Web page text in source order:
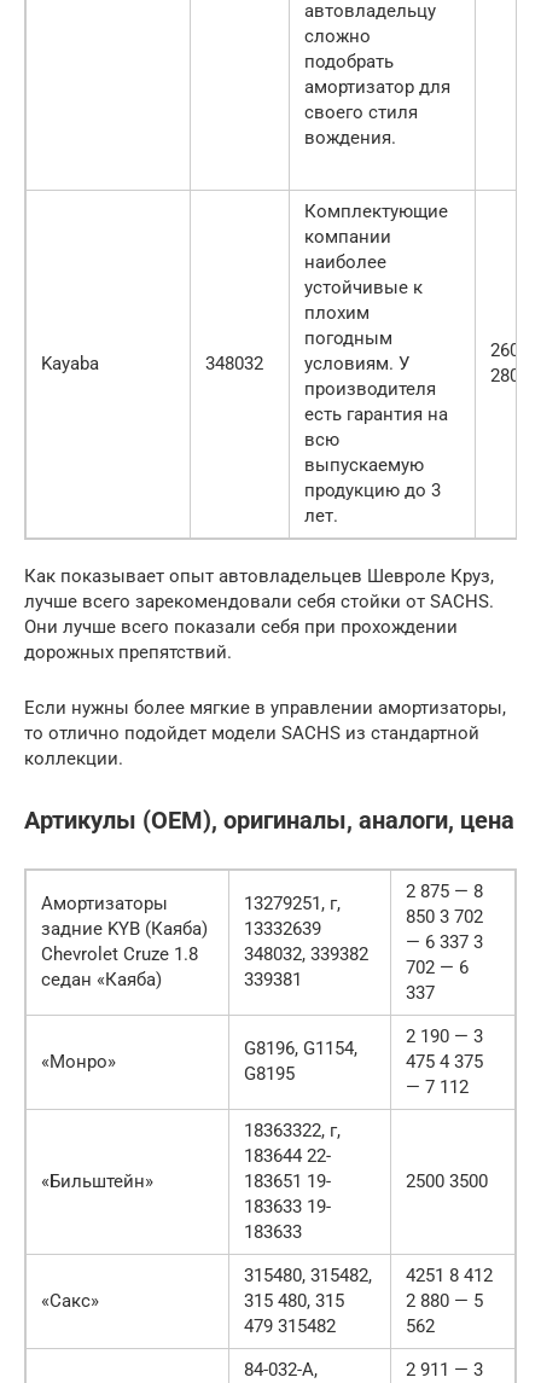
автовладельцу
сложно
подобрать
амортизатор для
своего стиля
вождения.
Kayaba 348032
Комплектующие
компании
наиболее
устойчивые к
плохим
погодным
условиям. У
производителя
есть гарантия на
всю
выпускаемую
продукцию до 3
лет.
2600-
2800
Как показывает опыт автовладельцев Шевроле Круз,
лучше всего зарекомендовали себя стойки от SACHS.
Они лучше всего показали себя при прохождении
дорожных препятствий.
Если нужны более мягкие в управлении амортизаторы,
то отлично подойдет модели SACHS из стандартной
коллекции.
Артикулы (OEM), оригиналы, аналоги, цена
Амортизаторы
задние KYB (Каяба)
Chevrolet Cruze 1.8
седан «Каяба)
13279251, г,
13332639
348032, 339382
339381
2 875 — 8
850 3 702
— 6 337 3
702 — 6
337
«Монро»
G8196, G1154,
G8195
2 190 — 3
475 4 375
— 7 112
«Бильштейн»
18363322, г,
183644 22-
183651 19-
183633 19-
183633
2500 3500
«Сакс»
315480, 315482,
315 480, 315
479 315482
4251 8 412
2 880 — 5
562
84-032-А,
2 911 — 3